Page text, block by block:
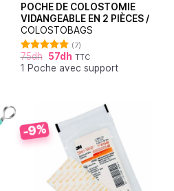
POCHE DE COLOSTOMIE
VIDANGEABLE EN 2 PIÈCES /
COLOSTOBAGS
Note
5.00
sur 5
(7)
75dh 57dh TTC
1 Poche avec support
-9%